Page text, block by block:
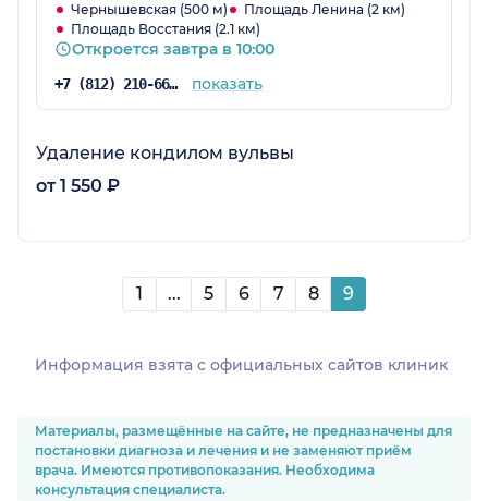
Чернышевская (500 м)
Площадь Ленина (2 км)
Площадь Восстания (2.1 км)
Откроется завтра в 10:00
+7 (812) 210-66-91 показать
Удаление кондилом вульвы
от 1 550 ₽
1 ... 5 6 7 8 9
Информация взята c официальных сайтов клиник
Материалы, размещённые на сайте, не предназначены для
постановки диагноза и лечения и не заменяют приём
врача. Имеются противопоказания. Необходима
консультация специалиста.